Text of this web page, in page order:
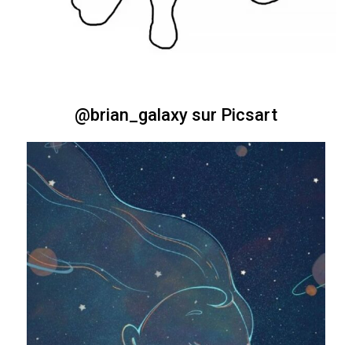
@brian_galaxy sur Picsart